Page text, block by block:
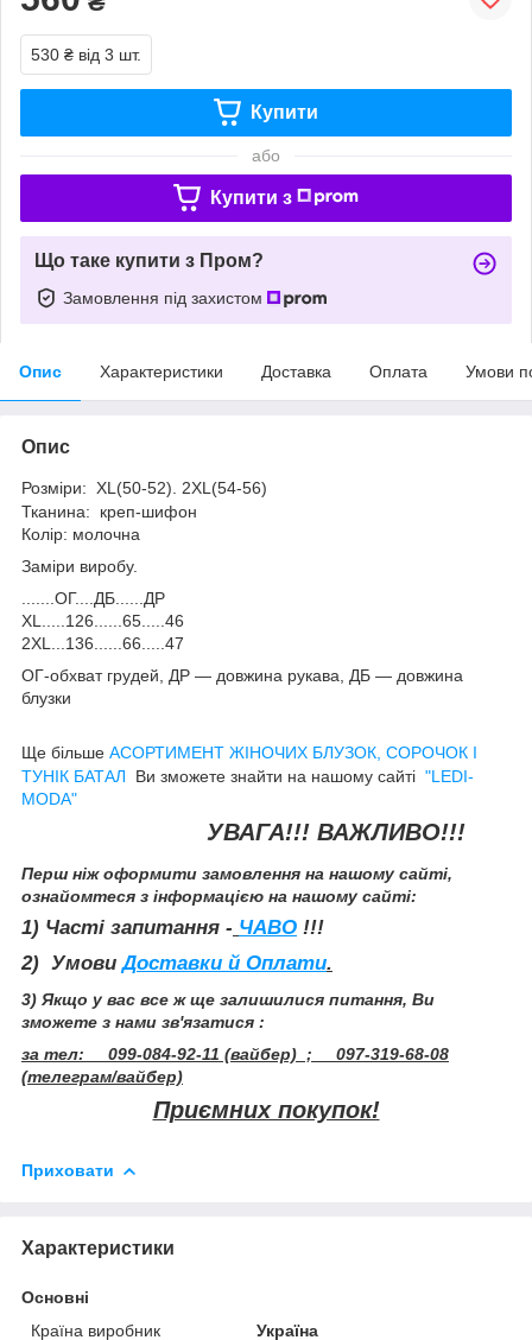
530 ₴ від 3 шт.
Купити
або
Купити з
Що таке купити з Пром?
Замовлення під захистом
Опис Характеристики Доставка Оплата Умови
Опис
Розміри: XL(50-52). 2XL(54-56)
Тканина: креп-шифон
Колір: молочна
Заміри виробу.
.......ОГ....ДБ......ДР
XL.....126......65.....46
2XL...136......66.....47
ОГ-обхват грудей, ДР — довжина рукава, ДБ — довжина
блузки
Ще більше АСОРТИМЕНТ ЖІНОЧИХ БЛУЗОК, СОРОЧОК І
ТУНІК БАТАЛ
Ви зможете знайти на нашому сайті "LEDI-
MODA"
УВАГА!!! ВАЖЛИВО!!!
Перш ніж оформити замовлення на нашому сайті,
ознайомтеся з інформацією на нашому сайті:
1) Часті запитання - ЧАВО !!!
2) УмовиДоставки й Оплати.
3) Якщо у вас все ж ще залишилися питання, Ви
зможете з нами зв'язатися :
за тел: 099-084-92-11 (вайбер) ; 097-319-68-08
(телеграм/вайбер)
Приємних покупок!
Приховати
Характеристики
Основні
Країна виробник
Україна